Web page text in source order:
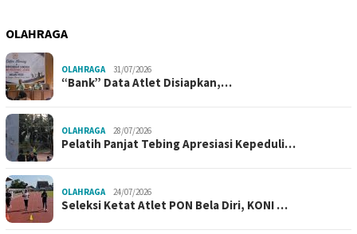
OLAHRAGA
OLAHRAGA 31/07/2026
“Bank” Data Atlet Disiapkan,…
OLAHRAGA 28/07/2026
Pelatih Panjat Tebing Apresiasi Kepeduli…
OLAHRAGA 24/07/2026
Seleksi Ketat Atlet PON Bela Diri, KONI …